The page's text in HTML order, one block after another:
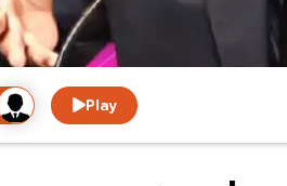
Play